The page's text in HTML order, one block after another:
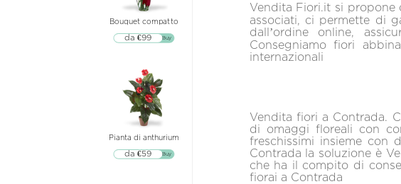
Bouquet compatto
▷▷ Buy
da €99
Pianta di anthurium
▷▷ Buy
da €59
Vendita Fiori.it si propone
associati, ci permette di
dall’ordine online,
Consegniamo fiori
internazionali
Vendita fiori a Contrada.
di omaggi floreali con
freschissimi insieme con
Contrada la soluzione è
che ha il compito di
fiorai a Contrada